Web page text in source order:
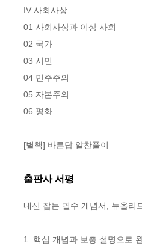
IV 사회사상
01 사회사상과 이상 사회
02 국가
03 시민
04 민주주의
05 자본주의
06 평화
[별책] 바른답 알찬풀이
출판사 서평
내신 잡는 필수 개념서, 뉴올리
1. 핵심 개념과 보충 설명으로